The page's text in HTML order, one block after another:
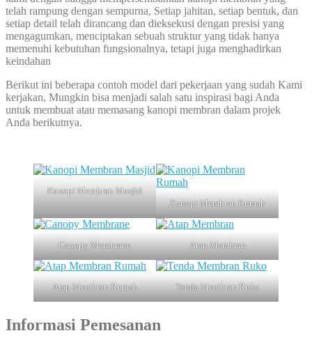
telah rampung dengan sempurna, Setiap jahitan, setiap bentuk, dan
setiap detail telah dirancang dan dieksekusi dengan presisi yang
mengagumkan, menciptakan sebuah struktur yang tidak hanya
memenuhi kebutuhan fungsionalnya, tetapi juga menghadirkan
keindahan
Berikut ini beberapa contoh model dari pekerjaan yang sudah Kami
kerjakan, Mungkin bisa menjadi salah satu inspirasi bagi Anda
untuk membuat atau memasang kanopi membran dalam projek
Anda berikutnya.
Kanopi Membran Masjid
Kanopi Membran Rumah
Canopy Membrane Atap Membran
Atap Membran Rumah Tenda Membran Ruko
Informasi Pemesanan